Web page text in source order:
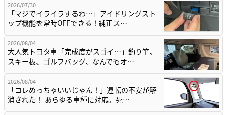
2026/07/30
「マジでイライラするわ…」アイドリングスト
ップ機能を常時OFFできる！純正ス…
2026/08/04
大人気トヨタ車「完成度がスゴイ…」釣り竿、
スキー板、ゴルフバッグ、なんでもオ…
2026/08/04
「コレめっちゃいいじゃん！」運転の不安が解
消された！ あらゆる車種に対応。死…